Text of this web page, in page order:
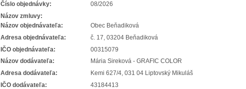
Číslo objednávky:
08/2026
Názov zmluvy:
Názov objednávateľa:
Obec Beňadiková
Adresa objednávateľa:
č. 17, 03204 Beňadiková
IČO objednávateľa:
00315079
Názov dodávateľa:
Mária Sireková - GRAFIC COLOR
Adresa dodávateľa:
Kemi 627/4, 031 04 Liptovský Mikuláš
IČO dodávateľa:
43184413